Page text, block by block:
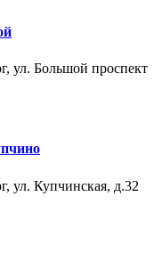
ул. Большой проспект
ул. Купчинская, д.32